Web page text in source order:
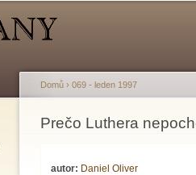
Jste zde
Domů › 069 - leden 1997
Prečo Luthera
autor: Daniel Oliver